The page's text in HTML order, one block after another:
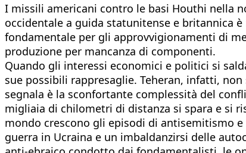
I missili americani contro le basi Houthi nella
occidentale a guida statunitense e britannica
fondamentale per gli approvvigionamenti di
produzione per mancanza di componenti.
Quando gli interessi economici e politici si
sue possibili rappresaglie. Teheran, infatti,
segnala è la sconfortante complessità del
migliaia di chilometri di distanza si spara e si
mondo crescono gli episodi di antisemitismo
guerra in Ucraina e un imbaldanzirsi delle